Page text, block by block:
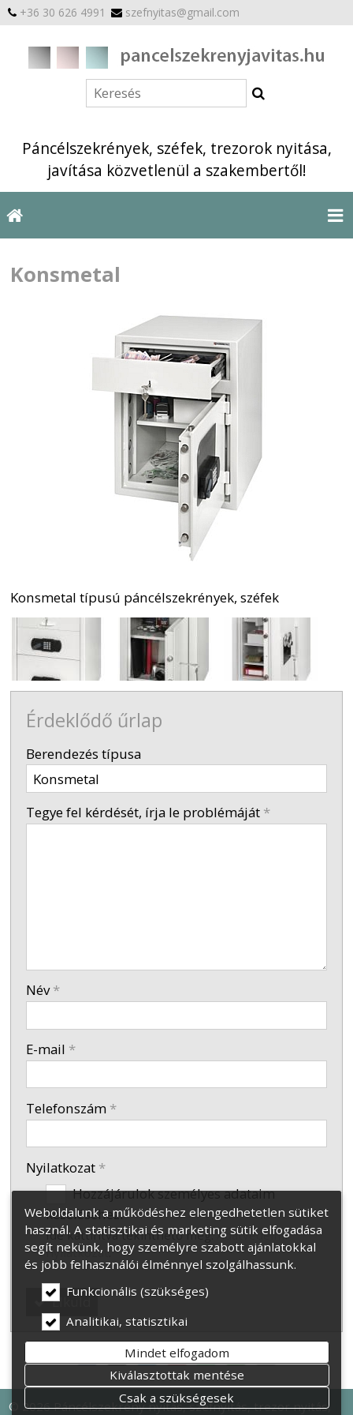
+36 30 626 4991 szefnyitas@gmail.com
Páncélszekrények, széfek, trezorok nyitása,
javítása közvetlenül a szakembertől!
Konsmetal
Konsmetal típusú páncélszekrények, széfek
Érdeklődő űrlap
-
Berendezés típusa
Tegye fel kérdését, írja le problémáját *
Név*
E-mail *
Telefonszám *
Nyilatkozat *
Hozzájárulok személyes adataim
kezeléséhez.
Ide kattintva tekinthető meg:Adatvédelmi
nyilatkozat.
Elküld
© 2026 Páncélszekrény nyitás, széfnyitás, trezor nyitás,
Weboldalunk a működéshez elengedhetetlen sütiket
használ. A statisztikai és marketing sütik elfogadása
segít nekünk, hogy személyre szabott ajánlatokkal
és jobb felhasználói élménnyel szolgálhassunk.
Funkcionális (szükséges)
Analitikai, statisztikai
Mindet elfogadom
Kiválasztottak mentése
Csak a szükségesek